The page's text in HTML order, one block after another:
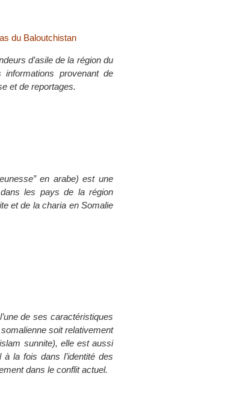
du Baloutchistan
d’asile de la région du
provenant de
et de reportages.
en arabe) est une
les pays de la région
et de la charia en Somalie
de ses caractéristiques
soit relativement
sunnite), elle est aussi
la fois dans l’identité des
dans le conflit actuel.